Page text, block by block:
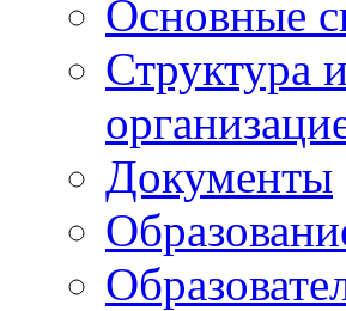
Основные
Структура
Документы